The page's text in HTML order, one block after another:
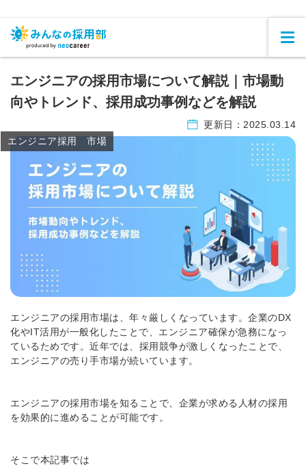
エンジニアの採用市場について解説｜市場動
向やトレンド、採用成功事例などを解説
更新日： 2025.03.14
エンジニア採用 市場
エンジニアの採用市場は、年々厳しくなっています。企業のDX
化やIT活用が一般化したことで、エンジニア確保が急務になっ
ているためです。近年では、採用競争が激しくなったことで、
エンジニアの売り手市場が続いています。
エンジニアの採用市場を知ることで、企業が求める人材の採用
を効果的に進めることが可能です。
そこで本記事では